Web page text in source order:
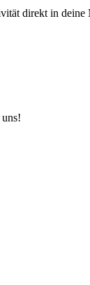
direkt in deine